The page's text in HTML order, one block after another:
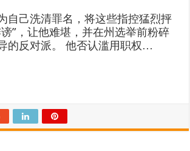
自己洗清罪名，将这些指控猛烈抨
”，让他难堪，并在州选举前粉碎
的反对派。 他否认滥用职权…